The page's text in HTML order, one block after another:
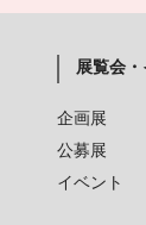
展覧会
企画展
公募展
イベント